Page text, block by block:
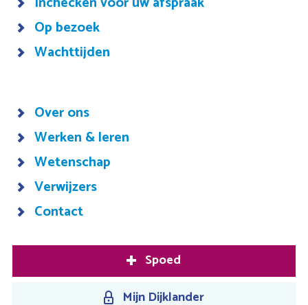
Op bezoek
Wachttijden
Over ons
Werken & leren
Wetenschap
Verwijzers
Contact
Spoed
Mijn Dijklander